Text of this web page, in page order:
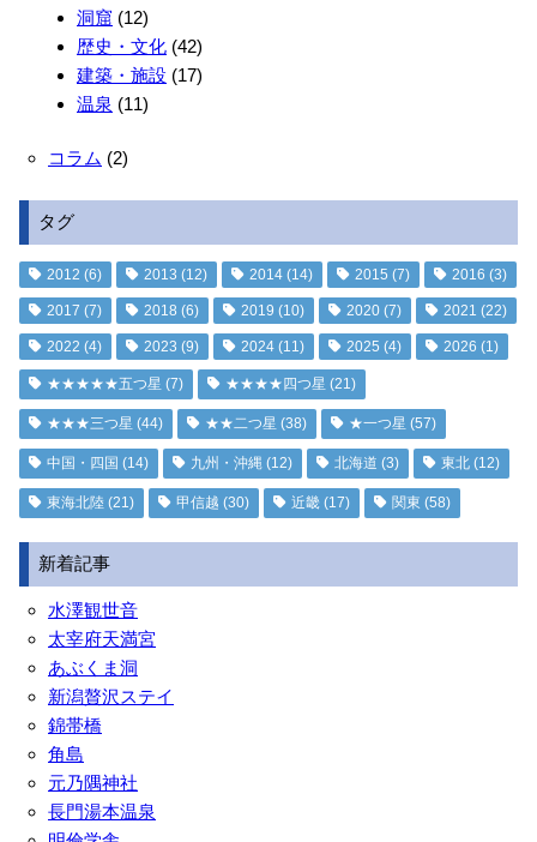
洞窟 (12)
歴史・文化 (42)
建築・施設 (17)
温泉 (11)
コラム (2)
タグ
2012 (6) 2013 (12) 2014 (14) 2015 (7) 2016 (3)
2017 (7) 2018 (6) 2019 (10) 2020 (7) 2021 (22)
2022 (4) 2023 (9) 2024 (11) 2025 (4) 2026 (1)
★★★★★五つ星 (7) ★★★★四つ星 (21)
★★★三つ星 (44) ★★二つ星 (38) ★一つ星 (57)
中国・四国 (14) 九州・沖縄 (12) 北海道 (3) 東北 (12)
東海北陸 (21) 甲信越 (30) 近畿 (17) 関東 (58)
新着記事
水澤観世音
太宰府天満宮
あぶくま洞
新潟贅沢ステイ
錦帯橋
角島
元乃隅神社
長門湯本温泉